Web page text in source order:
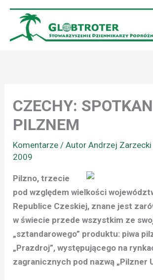
Przejdź
treści
CZECHY:
PILZNEM
Komentarze / Autor Andrzej
2009
Pilzno, trzecie
pod względem wielkości
Republice Czeskiej, znane jest
w świecie przede wszystkim ze
„sztandarowego” produktu: piwa
„Prazdroj”, występującego na
zagranicznych pod nazwą „Pilzner